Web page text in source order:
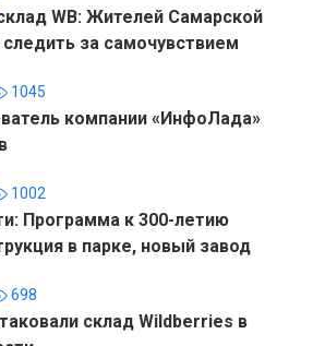
WB: Жителей Самарской
за самочувствием
1045
компании «ИнфоЛада»
1002
Программа к 300-летию
в парке, новый завод
698
склад Wildberries в